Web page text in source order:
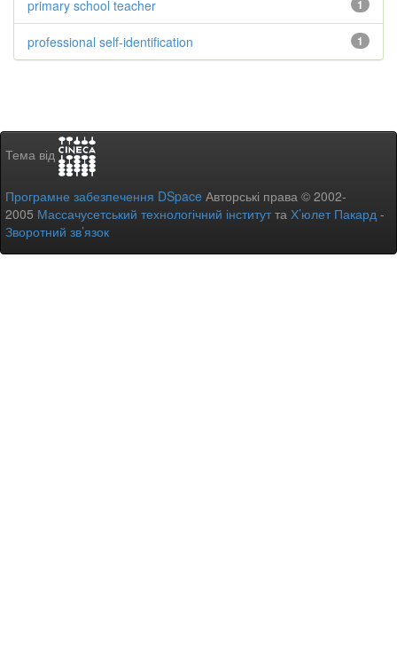
1
primary school teacher
1
professional self-identification
Тема від
Програмне забезпечення DSpace Авторські права © 2002-
2005 Массачусетський технологічний інститутта Х’юлет Пакард -
Зворотний зв’язок